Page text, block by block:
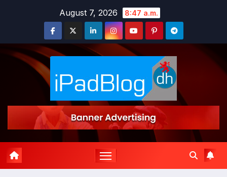
August 7, 2026 8:47 a.m.